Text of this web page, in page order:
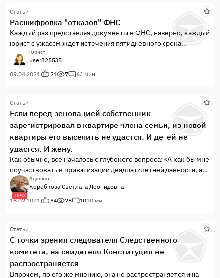
Статьи
Расшифровка "отказов" ФНС
Каждый раз представляя документы в ФНС, наверно, каждый
юрист с ужасом ждет истечения пятидневного срока
регистрации – практически невозможно быть до конца
уверенным в том, что регистрация пройдет гладко.
Юрист
user325535
09.04.2021
21 7 63 мин
Статьи
Если перед реновацией собственник
зарегистрировал в квартире члена семьи, из новой
квартиры его выселить не удастся. И детей не
удастся. И жену.
Как обычно, все началось с глубокого вопроса: «А как бы мне
поучаствовать в приватизации двадцатилетней давности, а
то я несовершеннолетним был?»И, как обычно, все было не
совсем так, как себе это понимал звонивший.Но я очень
благодарна этому человеку, поскольку в результате
ПРО
Адвокат
Коробкова Светлана Леонидовна
18.02.2021
34 28 1010 мин
Статьи
С точки зрения следователя Следственного
комитета, на свидетеля Конституция не
распространяется
Впрочем, по его же мнению, она не распространяется и на